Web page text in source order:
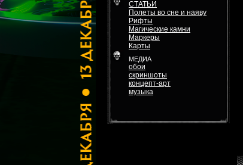
СТАТЬИ
Полеты во сне и наяву
Рифты
Магические камни
Маркеры
Карты
МЕДИА
обои
скриншоты
концепт-арт
музыка